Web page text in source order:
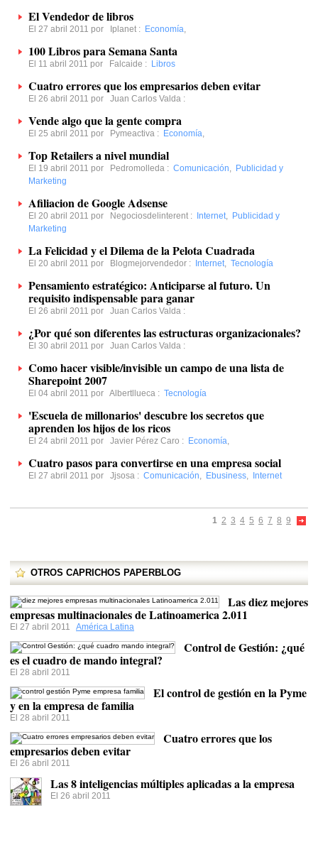
El Vendedor de libros
El 27 abril 2011 por Iplanet : Economía,
100 Libros para Semana Santa
El 11 abril 2011 por Falcaide : Libros
Cuatro errores que los empresarios deben evitar
El 26 abril 2011 por Juan Carlos Valda :
Vende algo que la gente compra
El 25 abril 2011 por Pymeactiva : Economía,
Top Retailers a nivel mundial
El 19 abril 2011 por Pedromolleda : Comunicación, Publicidad y
Marketing
Afiliacion de Google Adsense
El 20 abril 2011 por Negociosdelinterent : Internet, Publicidad y
Marketing
La Felicidad y el Dilema de la Pelota Cuadrada
El 20 abril 2011 por Blogmejorvendedor : Internet, Tecnología
Pensamiento estratégico: Anticiparse al futuro. Un
requisito indispensable para ganar
El 26 abril 2011 por Juan Carlos Valda :
¿Por qué son diferentes las estructuras organizacionales?
El 30 abril 2011 por Juan Carlos Valda :
Como hacer visible/invisible un campo de una lista de
Sharepoint 2007
El 04 abril 2011 por Albertllueca : Tecnología
'Escuela de millonarios' descubre los secretos que
aprenden los hijos de los ricos
El 24 abril 2011 por Javier Pérez Caro : Economía,
Cuatro pasos para convertirse en una empresa social
El 27 abril 2011 por Jjsosa : Comunicación, Ebusiness, Internet
1 2 3 4 5 6 7 8 9
OTROS CAPRICHOS PAPERBLOG
Las diez mejores
empresas multinacionales de Latinoamerica 2.011
El 27 abril 2011 América Latina
Control de Gestión: ¿qué
es el cuadro de mando integral?
El 28 abril 2011
El control de gestión en la Pyme
y en la empresa de familia
El 28 abril 2011
Cuatro errores que los
empresarios deben evitar
El 26 abril 2011
Las 8 inteligencias múltiples aplicadas a la empresa
El 26 abril 2011